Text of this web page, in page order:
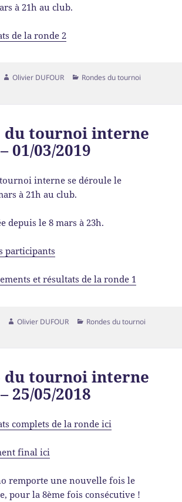
à 21h au club.
de la ronde 2
Olivier DUFOUR
Rondes du tournoi
du tournoi interne
01/03/2019
interne se déroule le
à 21h au club.
depuis le 8 mars à 23h.
participants
et résultats de la ronde 1
Olivier DUFOUR
Rondes du tournoi
du tournoi interne
25/05/2018
complets de la ronde ici
final ici
remporte une nouvelle fois le
pour la 8ème fois consécutive !